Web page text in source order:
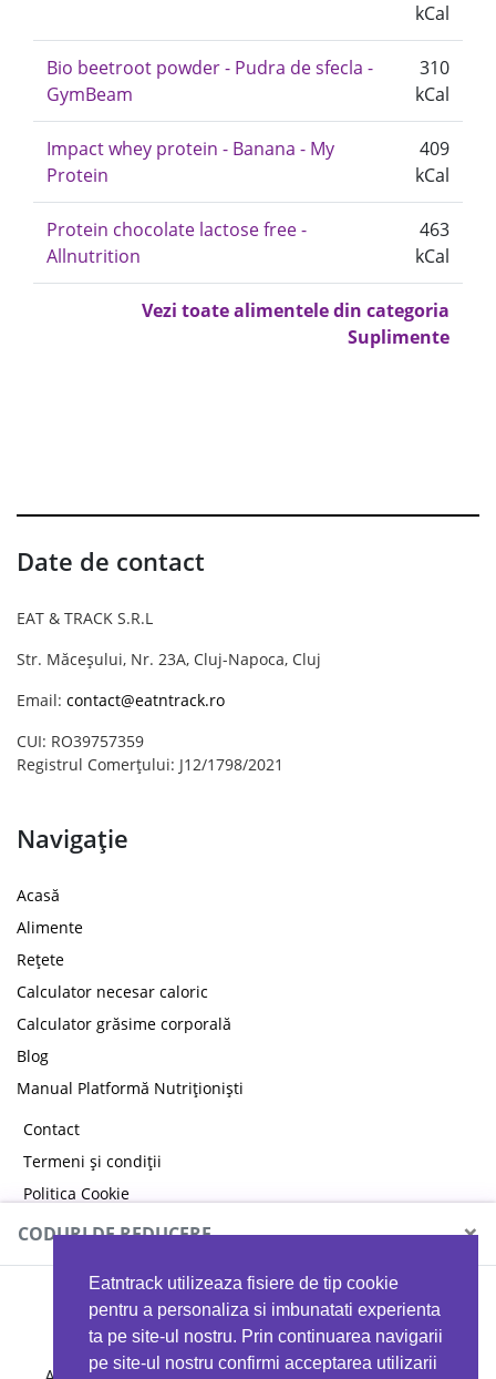
Eatntrack utilizeaza fisiere de tip cookie
pentru a personaliza si imbunatati experienta
ta pe site-ul nostru. Prin continuarea navigarii
pe site-ul nostru confirmi acceptarea utilizarii
kCal
Bio beetroot powder - Pudra de sfecla -
GymBeam
310
kCal
Impact whey protein - Banana - My
Protein
409
kCal
Protein chocolate lactose free -
Allnutrition
463
kCal
Vezi toate alimentele din categoria
Suplimente
Date de contact
EAT & TRACK S.R.L
Str. Măceșului, Nr. 23A, Cluj-Napoca, Cluj
Email: contact@eatntrack.ro
CUI: RO39757359
Registrul Comerțului: J12/1798/2021
Navigație
Acasă
Alimente
Rețete
Calculator necesar caloric
Calculator grăsime corporală
Blog
Manual Platformă Nutriționiști
Contact
Termeni și condiții
Politica Cookie
Politica de confidențialitate
CODURI DE REDUCERE ×
MYPROTEIN